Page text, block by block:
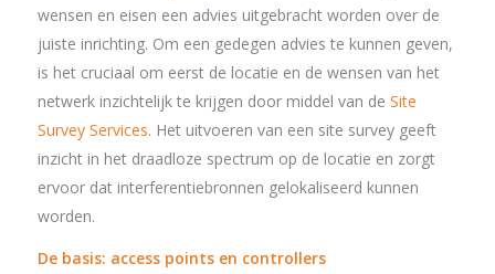
wensen en eisen een advies uitgebracht worden over de
juiste inrichting. Om een gedegen advies te kunnen geven,
is het cruciaal om eerst de locatie en de wensen van het
netwerk inzichtelijk te krijgen door middel van de Site
Survey Services. Het uitvoeren van een site survey geeft
inzicht in het draadloze spectrum op de locatie en zorgt
ervoor dat interferentiebronnen gelokaliseerd kunnen
worden.
De basis: access points en controllers